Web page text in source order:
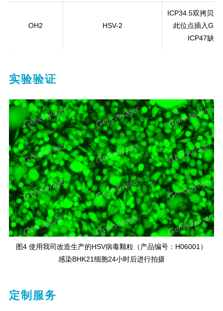
OH2 HSV-2
ICP34.5双拷贝缺
此位点插入
ICP47缺失
实验验证
图4 使用我司改造生产的HSV病毒颗粒（产品编号：H06001）
感染BHK21细胞24小时后进行拍摄
定制服务